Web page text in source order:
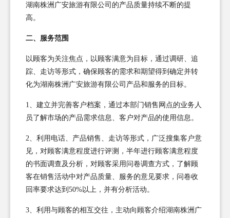
湖南株洲广安旅游有限公司的产品质量持续不断的提
高。
二、服务范围
以顾客为关注焦点，以顾客满意为目标，通过调研、追
踪、走访等形式，确保顾客的需求和期望得到确定并转
化为湖南株洲广安旅游有限公司产品和服务的目标。
1、建立并完善客户档案，通过本部门销售网点的业务人
员了解市场的产品需求信息、客户对产品的使用信息。
2、利用电话、产品销售、走访等形式，广泛搜集客户意
见，对顾客满意程度进行评测，半年进行顾客满意程度
的书面调查及分析，对顾客采用问卷调查方式，了解顾
客在销售活动中对产品质量、服务的意见要求，问卷收
回率要求达到50%以上，并有分析活动。
3、利用与顾客的相互交往，主动向顾客介绍湖南株洲广